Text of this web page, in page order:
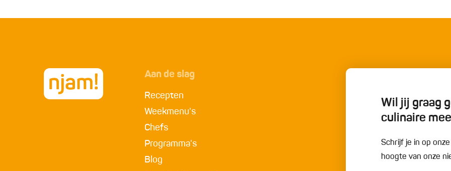
Aan de slag
Recepten
Weekmenu's
Chefs
Programma's
Blog
Wil jij graag
culinaire
Schrijf je in op
hoogte van onze